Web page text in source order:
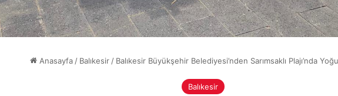
Anasayfa / Balıkesir / Balıkesir Büyükşehir Belediyesi’nden Sarımsaklı Plajı’nda
Balıkesir